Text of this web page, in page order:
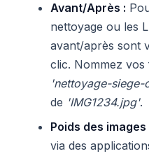
Avant/Après :
nettoyage ou les
avant/après sont
clic. Nommez vos
'nettoyage-
de 'IMG1234.jpg'.
Poids des images
via des